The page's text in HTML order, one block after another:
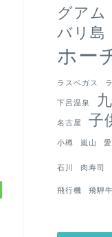
グアム
バリ島
ホー
ラスベガス
下呂温泉
名古屋 子
小樽 嵐山
石川 肉寿司
飛行機 飛騨牛